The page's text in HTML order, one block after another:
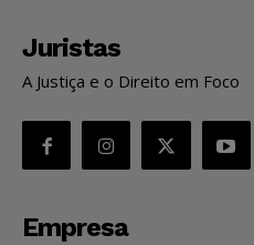
Juristas
A Justiça e o Direito em Foco
Empresa